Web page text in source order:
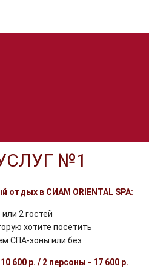
№1
отдых в СИАМ ORIENTAL SPA:
или 2 гостей
хотите посетить
СПА-зоны или без
600 р. / 2 персоны - 17 600 р.